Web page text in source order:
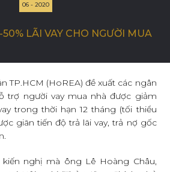
IN TỨ
I NGHỀ NGHIỆP
LI ÊN HỆ
06 - 2020
LÃI VAY CHO NGƯỜI MUA
TP.HCM (HoREA) đề xuất các ngân
trợ người vay mua nhà được giảm
trong thời hạn 12 tháng (tối thiểu
giãn tiến độ trả lãi vay, trả nợ gốc
nghị mà ông Lê Hoàng Châu,